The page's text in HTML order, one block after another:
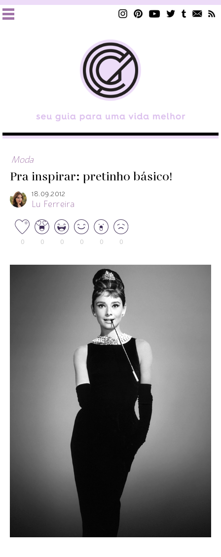
Moda
Pra inspirar: pretinho básico!
18.09.2012
Lu Ferreira
0 0 0 0 0 0